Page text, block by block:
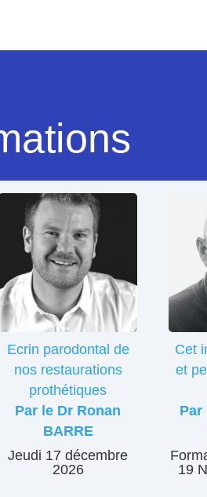
Ecrin parodontal de
nos restaurations
prothétiques
Par le Dr Ronan
BARRE
Jeudi 17 décembre
2026
Cet
et
Par
19